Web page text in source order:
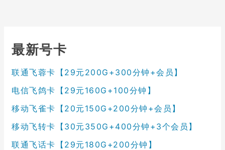
最新号卡
联通飞蓉卡【29元200G+300分钟+会员】
电信飞鸽卡【29元160G+100分钟】
移动飞雀卡【20元150G+200分钟+会员】
移动飞转卡【30元350G+400分钟+3个会员】
联通飞话卡【29元180G+200分钟】